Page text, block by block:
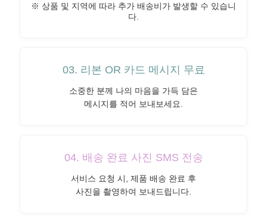
※ 상품 및 지역에 따라 추가 배송비가 발생할 수 있습니
다.
03. 리본 OR 카드 메시지 무료
소중한 분께 나의 마음을 가득 담은
메시지를 적어 보내보세요.
04. 배송 완료 사진 SMS 전송
서비스 요청 시, 제품 배송 완료 후
사진을 촬영하여 보내드립니다.